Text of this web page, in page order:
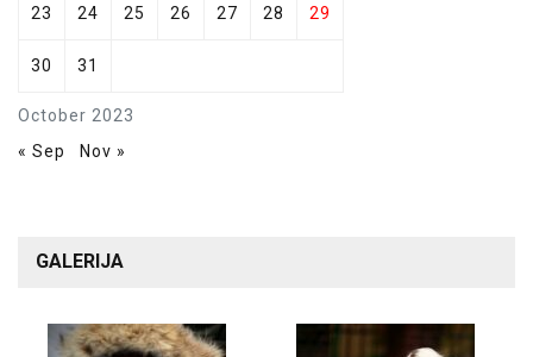
October 2023
23 24 25 26 27 28 29
30 31
« Sep Nov »
GALERIJA